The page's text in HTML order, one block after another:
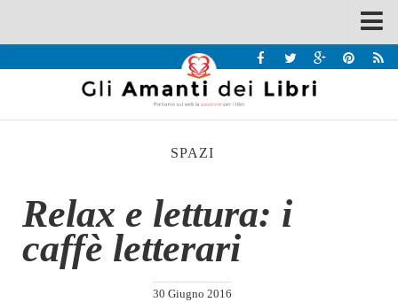
Recensioni
Interviste & Incontri
Chi siamo
Contatti
SPAZI
Relax e lettura: i
caffè letterari
30 Giugno 2016